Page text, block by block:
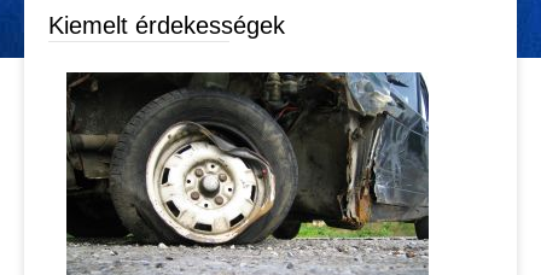
Kiemelt érdekességek